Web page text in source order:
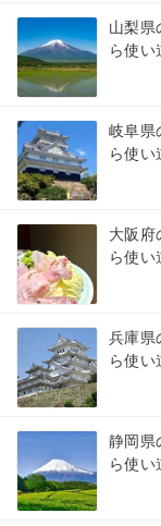
山梨県
ら使い
岐阜県
ら使い
大阪府
ら使い
兵庫県
ら使い
静岡県
ら使い